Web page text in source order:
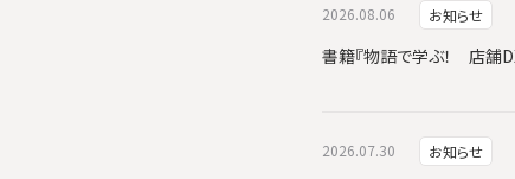
2026.08.06 お知らせ
書籍『物語で学ぶ！ 店舗
2026.07.30 お知らせ